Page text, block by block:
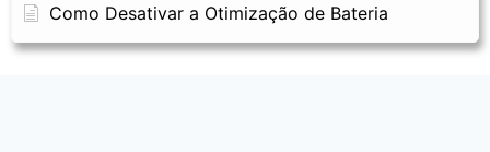
Como Desativar a Otimização de Bateria